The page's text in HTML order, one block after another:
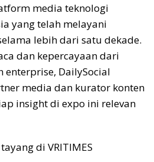
media teknologi
yang telah melayani
lebih dari satu dekade.
dan kepercayaan dari
DailySocial
media dan kurator konten
insight di expo ini relevan
di VRITIMES